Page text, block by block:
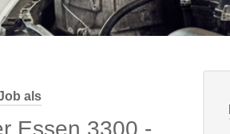
als
Essen 3300 -